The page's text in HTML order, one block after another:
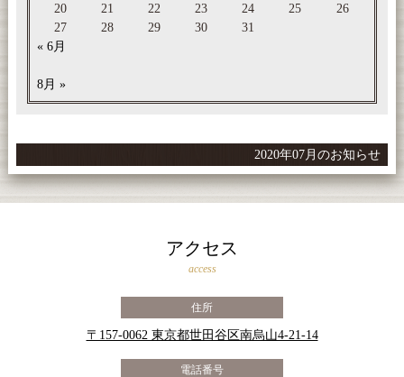
20
21 22 23 24 25
26
27
28 29 30
31
« 6月
8月 »
2020年07月のお知らせ
アクセス
access
住所
〒157-0062 東京都世田谷区南烏山4-21-14
電話番号